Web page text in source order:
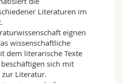
Literaturen im
eignen
wissenschaftliche
dem literarische Texte
sich mit
zur Literatur.